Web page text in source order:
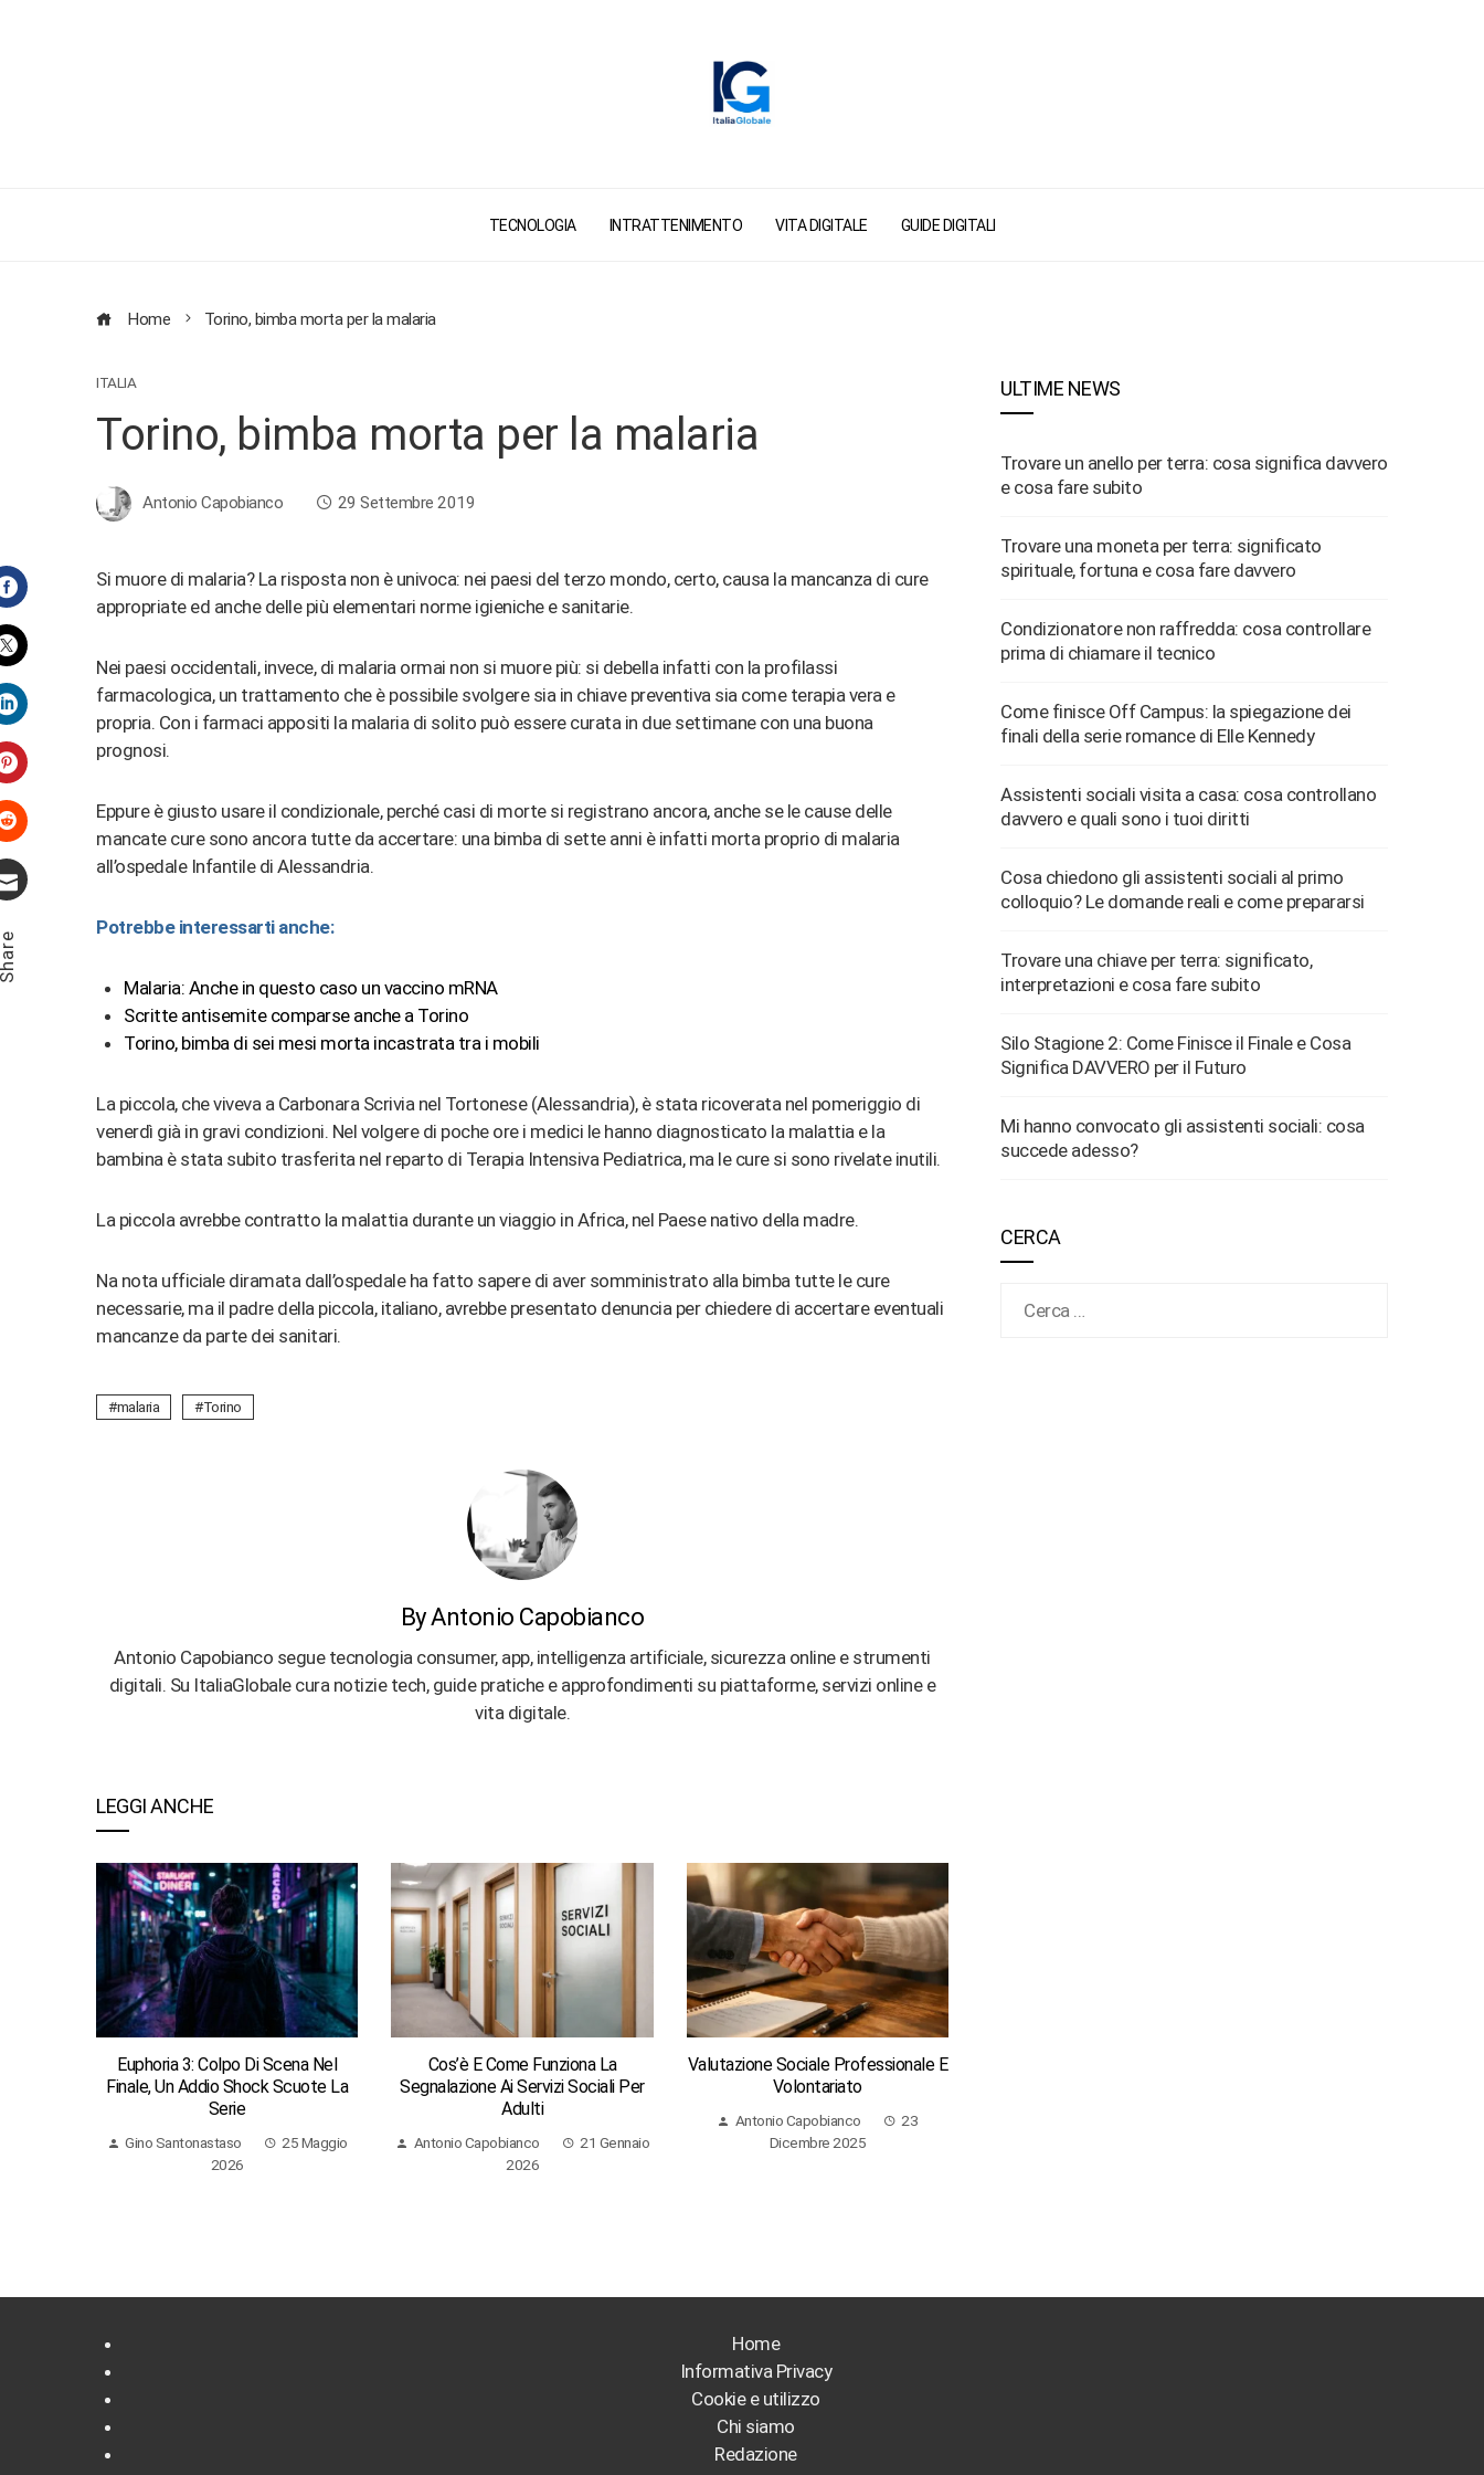
TECNOLOGIA INTRATTENIMENTO VITA DIGITALE GUIDE DIGITALI
Home Torino, bimba morta per la malaria
ITALIA
Torino, bimba morta per la malaria
Antonio Capobianco 29 Settembre 2019
Facebook
Twitter
LinkedIn
Pinterest
Stumbleupon
Si muore di malaria? La risposta non è univoca: nei paesi del terzo mondo, certo, causa la mancanza di cure
appropriate ed anche delle più elementari norme igieniche e sanitarie.
Nei paesi occidentali, invece, di malaria ormai non si muore più: si debella infatti con la profilassi
farmacologica, un trattamento che è possibile svolgere sia in chiave preventiva sia come terapia vera e
propria. Con i farmaci appositi la malaria di solito può essere curata in due settimane con una buona
prognosi.
Eppure è giusto usare il condizionale, perché casi di morte si registrano ancora, anche se le cause delle
mancate cure sono ancora tutte da accertare: una bimba di sette anni è infatti morta proprio di malaria
all’ospedale Infantile di Alessandria.
Potrebbe interessarti anche:
Malaria: Anche in questo caso un vaccino mRNA
Scritte antisemite comparse anche a Torino
Torino, bimba di sei mesi morta incastrata tra i mobili
La piccola, che viveva a Carbonara Scrivia nel Tortonese (Alessandria), è stata ricoverata nel pomeriggio di
venerdì già in gravi condizioni. Nel volgere di poche ore i medici le hanno diagnosticato la malattia e la
bambina è stata subito trasferita nel reparto di Terapia Intensiva Pediatrica, ma le cure si sono rivelate inutili.
La piccola avrebbe contratto la malattia durante un viaggio in Africa, nel Paese nativo della madre.
Na nota ufficiale diramata dall’ospedale ha fatto sapere di aver somministrato alla bimba tutte le cure
necessarie, ma il padre della piccola, italiano, avrebbe presentato denuncia per chiedere di accertare eventuali
mancanze da parte dei sanitari.
malaria Torino
By Antonio Capobianco
Antonio Capobianco segue tecnologia consumer, app, intelligenza artificiale, sicurezza online e strumenti
digitali. Su ItaliaGlobale cura notizie tech, guide pratiche e approfondimenti su piattaforme, servizi online e
vita digitale.
LEGGI ANCHE
Euphoria 3: Colpo Di Scena Nel
Finale, Un Addio Shock Scuote La
Serie
Gino Santonastaso
25 Maggio
2026
Cos’è E Come Funziona La
Segnalazione Ai Servizi Sociali Per
Adulti
Antonio Capobianco
21 Gennaio
2026
Valutazione Sociale Professionale E
Volontariato
Antonio Capobianco
23
Dicembre 2025
ULTIME NEWS
Trovare un anello per terra: cosa significa davvero
e cosa fare subito
Trovare una moneta per terra: significato
spirituale, fortuna e cosa fare davvero
Condizionatore non raffredda: cosa controllare
prima di chiamare il tecnico
Come finisce Off Campus: la spiegazione dei
finali della serie romance di Elle Kennedy
Assistenti sociali visita a casa: cosa controllano
davvero e quali sono i tuoi diritti
Cosa chiedono gli assistenti sociali al primo
colloquio? Le domande reali e come prepararsi
Trovare una chiave per terra: significato,
interpretazioni e cosa fare subito
Silo Stagione 2: Come Finisce il Finale e Cosa
Significa DAVVERO per il Futuro
Mi hanno convocato gli assistenti sociali: cosa
succede adesso?
CERCA
Home
Informativa Privacy
Cookie e utilizzo
Chi siamo
Redazione